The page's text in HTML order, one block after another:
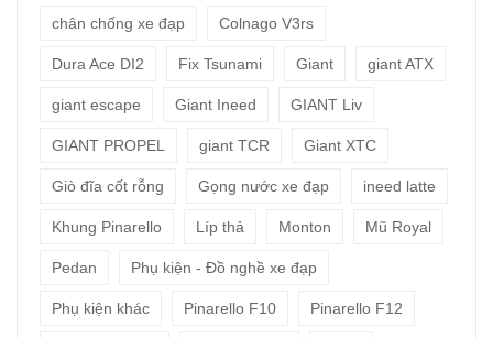
chân chống xe đạp Colnago V3rs
Dura Ace DI2 Fix Tsunami Giant giant ATX
giant escape Giant Ineed GIANT Liv
GIANT PROPEL giant TCR Giant XTC
Giò đĩa cốt rỗng Gọng nước xe đạp ineed latte
Khung Pinarello Líp thả Monton Mũ Royal
Pedan Phụ kiện - Đồ nghề xe đạp
Phụ kiện khác Pinarello F10 Pinarello F12